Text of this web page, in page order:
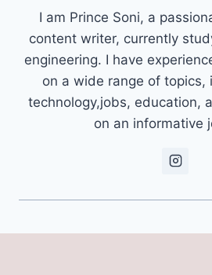
I am Prince Soni, a
content writer, currently
engineering. I have
on a wide range of topics,
technology,jobs, education,
on an informative